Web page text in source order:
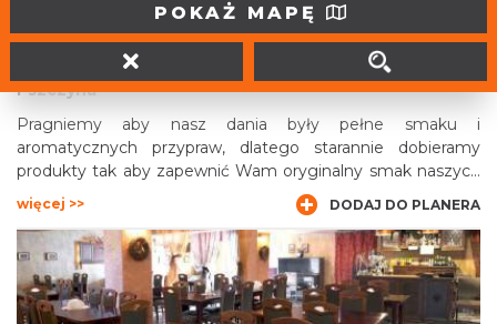
POKAŻ MAPĘ
Pszczyna
Pragniemy aby nasz dania były pełne smaku i
aromatycznych przypraw, dlatego starannie dobieramy
produkty tak aby zapewnić Wam oryginalny smak naszych
potraw i wyjątkową świeżosć
więcej >> DODAJ DO PLANERA